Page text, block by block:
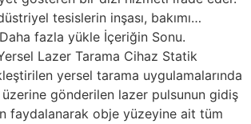
tesislerin inşası, bakımı…
fazla yükle İçeriğin Sonu.
Lazer Tarama Cihaz Statik
yersel tarama uygulamalarında
üzerine gönderilen lazer pulsunun gidiş
faydalanarak obje yüzeyine ait tüm